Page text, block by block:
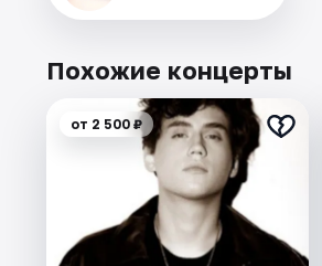
Похожие концерты
от 2 500 ₽